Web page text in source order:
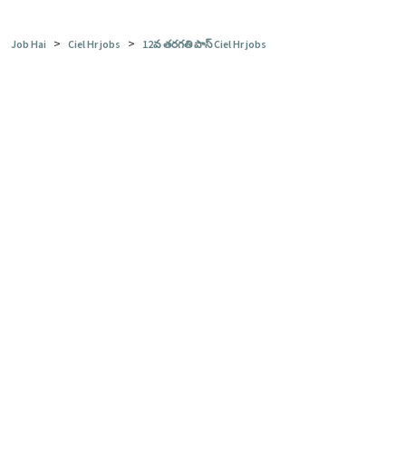
Job Hai > Ciel Hr jobs > 12వ తరగతి పాస్ Ciel Hr jobs